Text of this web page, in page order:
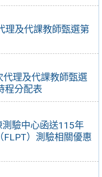
理及代課教師甄選第
理及代課教師甄選
程分配表
驗中心函送115年
）測驗相關優惠